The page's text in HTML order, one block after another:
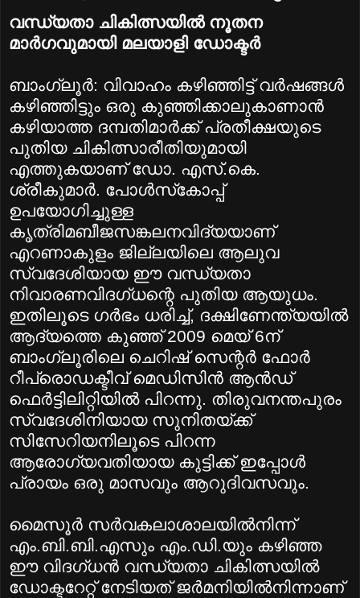
വന്ധ്യതാ ചികിത്സയില്‍ നൂതന
മാര്‍ഗവുമായി മലയാളി ഡോക്ടര്‍
ബാംഗ്ലൂര്‍: വിവാഹം കഴിഞ്ഞിട്ട്‌ വര്‍ഷങ്ങള്‍
കഴിഞ്ഞിട്ടും ഒരു കുഞ്ഞിക്കാലുകാണാന്‍
കഴിയാത്ത ദമ്പതിമാര്‍ക്ക്‌ പ്രതീക്ഷയുടെ
പുതിയ ചികിത്സാരീതിയുമായി
എത്തുകയാണ്‌ ഡോ. എസ്‌.കെ.
ശ്രീകുമാര്‍. പോള്‍സ്‌കോപ്പ്‌
ഉപയോഗിച്ചുള്ള
കൃത്രിമബീജസങ്കലനവിദ്യയാണ്‌
എറണാകുളം ജില്ലയിലെ ആലുവ
സ്വദേശിയായ ഈ വന്ധ്യതാ
നിവാരണവിദഗ്‌ധന്റെ പുതിയ ആയുധം.
ഇതിലൂടെ ഗര്‍ഭം ധരിച്ച്‌, ദക്ഷിണേന്ത്യയില്‍
ആദ്യത്തെ കുഞ്ഞ്‌ 2009 മെയ്‌ 6ന്‌
ബാംഗ്ലൂരിലെ ചെറിഷ്‌ സെന്റര്‍ ഫോര്‍
റീപ്രൊഡക്ടീവ്‌ മെഡിസിന്‍ ആന്‍ഡ്‌
ഫെര്‍ട്ടിലിറ്റിയില്‍ പിറന്നു. തിരുവനന്തപുരം
സ്വദേശിനിയായ സുനിതയ്‌ക്ക്‌
സിസേറിയനിലൂടെ പിറന്ന
ആരോഗ്യവതിയായ കുട്ടിക്ക്‌ ഇപ്പോള്‍
പ്രായം ഒരു മാസവും ആറുദിവസവും.
മൈസൂര്‍ സര്‍വകലാശാലയില്‍നിന്ന്‌
എം.ബി.ബി.എസും എം.ഡി.യും കഴിഞ്ഞ
ഈ വിദഗ്‌ധന്‍ വന്ധ്യതാ ചികിത്സയില്‍
ഡോക്ടറേറ്റ്‌ നേടിയത്‌ ജര്‍മനിയില്‍നിന്നാണ്‌